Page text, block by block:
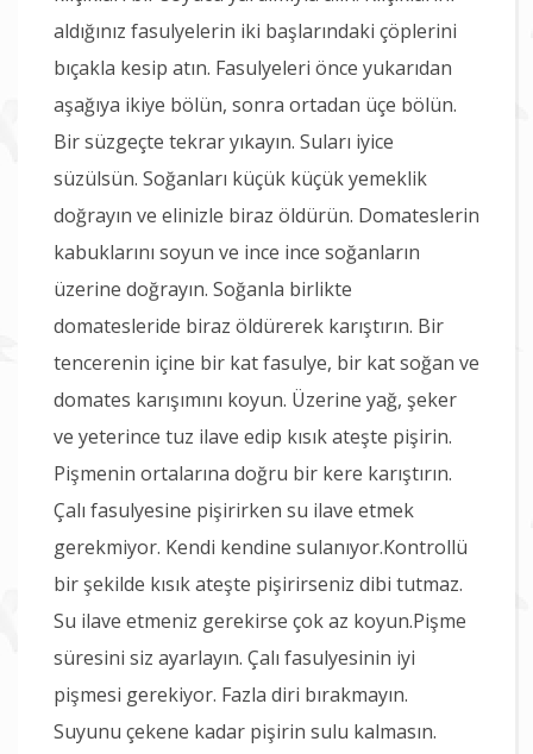
aldığınız fasulyelerin iki başlarındaki çöplerini
bıçakla kesip atın. Fasulyeleri önce yukarıdan
aşağıya ikiye bölün, sonra ortadan üçe bölün.
Bir süzgeçte tekrar yıkayın. Suları iyice
süzülsün. Soğanları küçük küçük yemeklik
doğrayın ve elinizle biraz öldürün. Domateslerin
kabuklarını soyun ve ince ince soğanların
üzerine doğrayın. Soğanla birlikte
domatesleride biraz öldürerek karıştırın. Bir
tencerenin içine bir kat fasulye, bir kat soğan ve
domates karışımını koyun. Üzerine yağ, şeker
ve yeterince tuz ilave edip kısık ateşte pişirin.
Pişmenin ortalarına doğru bir kere karıştırın.
Çalı fasulyesine pişirirken su ilave etmek
gerekmiyor. Kendi kendine sulanıyor.Kontrollü
bir şekilde kısık ateşte pişirirseniz dibi tutmaz.
Su ilave etmeniz gerekirse çok az koyun.Pişme
süresini siz ayarlayın. Çalı fasulyesinin iyi
pişmesi gerekiyor. Fazla diri bırakmayın.
Suyunu çekene kadar pişirin sulu kalmasın.